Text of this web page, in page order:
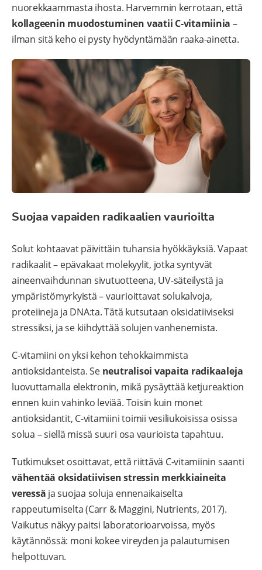
nuorekkaammasta ihosta. Harvemmin kerrotaan, että
kollageenin muodostuminen vaatii C-vitamiinia –
ilman sitä keho ei pysty hyödyntämään raaka-ainetta.
Suojaa vapaiden radikaalien vaurioilta
Solut kohtaavat päivittäin tuhansia hyökkäyksiä. Vapaat
radikaalit – epävakaat molekyylit, jotka syntyvät
aineenvaihdunnan sivutuotteena, UV-säteilystä ja
ympäristömyrkyistä – vaurioittavat solukalvoja,
proteiineja ja DNA:ta. Tätä kutsutaan oksidatiiviseksi
stressiksi, ja se kiihdyttää solujen vanhenemista.
C-vitamiini on yksi kehon tehokkaimmista
antioksidanteista. Se neutralisoi vapaita radikaaleja
luovuttamalla elektronin, mikä pysäyttää ketjureaktion
ennen kuin vahinko leviää. Toisin kuin monet
antioksidantit, C-vitamiini toimii vesiliukoisissa osissa
solua – siellä missä suuri osa vaurioista tapahtuu.
Tutkimukset osoittavat, että riittävä C-vitamiinin saanti
vähentää oksidatiivisen stressin merkkiaineita
veressä ja suojaa soluja ennenaikaiselta
rappeutumiselta (Carr & Maggini, Nutrients, 2017).
Vaikutus näkyy paitsi laboratorioarvoissa, myös
käytännössä: moni kokee vireyden ja palautumisen
helpottuvan.